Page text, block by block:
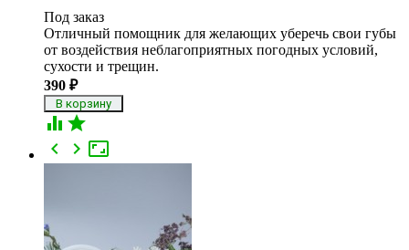
Под заказ
Отличный помощник для желающих уберечь свои губы
от воздействия неблагоприятных погодных условий,
сухости и трещин.
390 ₽
 

 